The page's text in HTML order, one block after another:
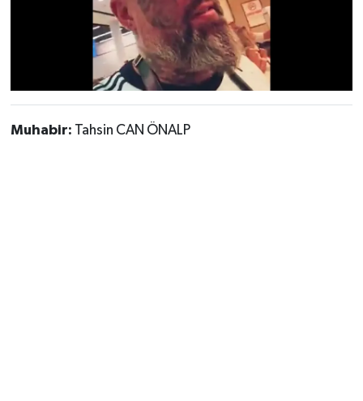
Muhabir: Tahsin CAN ÖNALP